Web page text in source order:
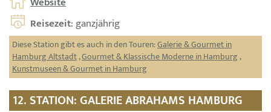
Reisezeit: ganzjährig
Diese Station gibt es auch in den Touren:Galerie & Gourmet in
Hamburg Altstadt,Gourmet & Klassische Moderne in Hamburg ,
Kunstmuseen & Gourmet in Hamburg
12. STATION: GALERIE ABRAHAMS HAMBURG